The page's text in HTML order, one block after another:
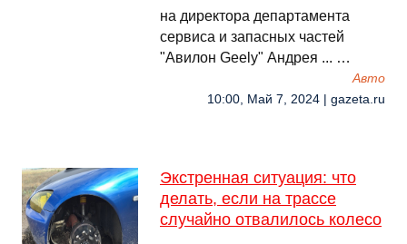
на директора департамента
сервиса и запасных частей
"Авилон Geely" Андрея ... …
Авто
10:00, Май 7, 2024 | gazeta.ru
Экстренная ситуация: что
делать, если на трассе
случайно отвалилось колесо